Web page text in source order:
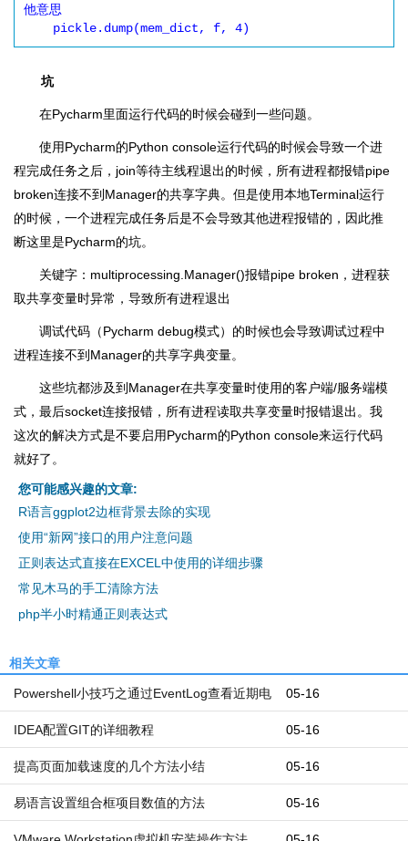
他意思
    pickle.dump(mem_dict, f, 4)
坑
在Pycharm里面运行代码的时候会碰到一些问题。
使用Pycharm的Python console运行代码的时候会导致一个进
程完成任务之后，join等待主线程退出的时候，所有进程都报错pipe
broken连接不到Manager的共享字典。但是使用本地Terminal运行
的时候，一个进程完成任务后是不会导致其他进程报错的，因此推
断这里是Pycharm的坑。
关键字：multiprocessing.Manager()报错pipe broken，进程获
取共享变量时异常，导致所有进程退出
调试代码（Pycharm debug模式）的时候也会导致调试过程中
进程连接不到Manager的共享字典变量。
这些坑都涉及到Manager在共享变量时使用的客户端/服务端模
式，最后socket连接报错，所有进程读取共享变量时报错退出。我
这次的解决方式是不要启用Pycharm的Python console来运行代码
就好了。
您可能感兴趣的文章:
R语言ggplot2边框背景去除的实现
使用“新网”接口的用户注意问题
正则表达式直接在EXCEL中使用的详细步骤
常见木马的手工清除方法
php半小时精通正则表达式
相关文章
05-16
Powershell小技巧之通过EventLog查看近期电
脑开机和关机时间 05-16
IDEA配置GIT的详细教程
05-16
提高页面加载速度的几个方法小结
05-16
易语言设置组合框项目数值的方法